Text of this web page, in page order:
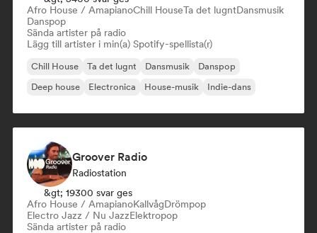
Afro House / AmapianoChill HouseTa det lugntDansmusik
Danspop
Sända artister på radio
Lägg till artister i min(a) Spotify-spellista(r)
Chill House Ta det lugnt Dansmusik
Danspop
Deep house
Electronica House-musik Indie-dans
Groover Radio
Radiostation
&gt; 19300 svar ges
Afro House / AmapianoKallvågDrömpop
Electro Jazz / Nu JazzElektropop
Sända artister på radio